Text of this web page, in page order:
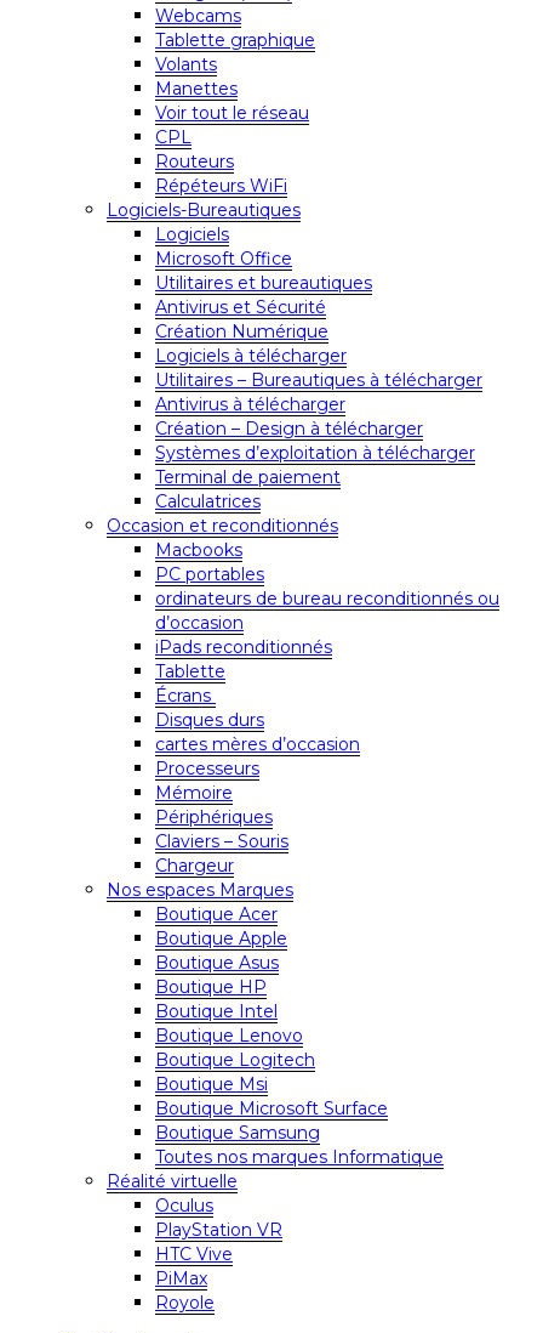
Webcams
Tablette graphique
Volants
Manettes
Voir tout le réseau
CPL
Routeurs
Répéteurs WiFi
Logiciels-Bureautiques
Logiciels
Microsoft Office
Utilitaires et bureautiques
Antivirus et Sécurité
Création Numérique
Logiciels à télécharger
Utilitaires – Bureautiques à télécharger
Antivirus à télécharger
Création – Design à télécharger
Systèmes d’exploitation à télécharger
Terminal de paiement
Calculatrices
Occasion et reconditionnés
Macbooks
PC portables
ordinateurs de bureau reconditionnés ou
d’occasion
iPads reconditionnés
Tablette
Écrans
Disques durs
cartes mères d’occasion
Processeurs
Mémoire
Périphériques
Claviers – Souris
Chargeur
Nos espaces Marques
Boutique Acer
Boutique Apple
Boutique Asus
Boutique HP
Boutique Intel
Boutique Lenovo
Boutique Logitech
Boutique Msi
Boutique Microsoft Surface
Boutique Samsung
Toutes nos marques Informatique
Réalité virtuelle
Oculus
PlayStation VR
HTC Vive
PiMax
Royole